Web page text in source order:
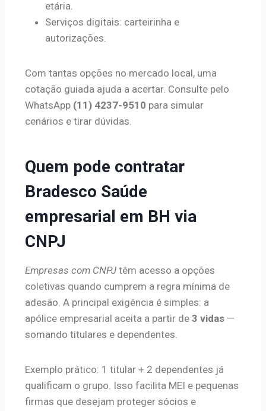
etária.
Serviços digitais: carteirinha e
autorizações.
Com tantas opções no mercado local, uma
cotação guiada ajuda a acertar. Consulte pelo
WhatsApp (11) 4237-9510 para simular
cenários e tirar dúvidas.
Quem pode contratar
Bradesco Saúde
empresarial em BH via
CNPJ
Empresas com CNPJ têm acesso a opções
coletivas quando cumprem a regra mínima de
adesão. A principal exigência é simples: a
apólice empresarial aceita a partir de 3 vidas —
somando titulares e dependentes.
Exemplo prático: 1 titular + 2 dependentes já
qualificam o grupo. Isso facilita MEI e pequenas
firmas que desejam proteger sócios e